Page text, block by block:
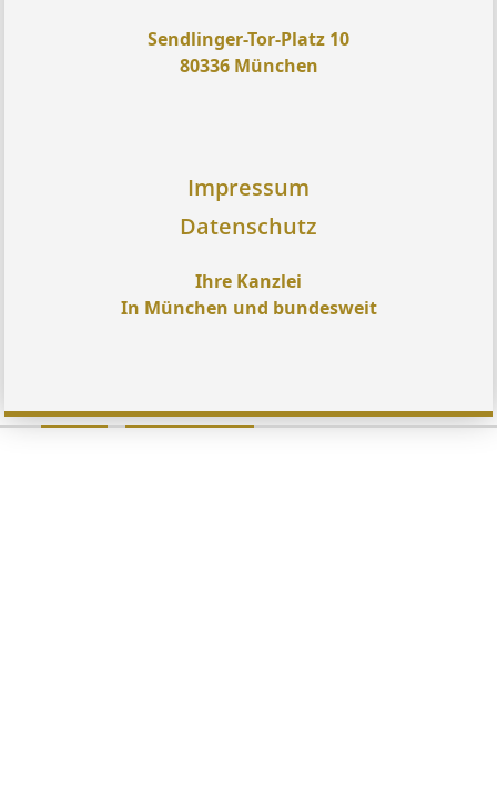
Sendlinger-Tor-Platz 10
80336 München
Impressum
Datenschutz
Ihre Kanzlei
In München und bundesweit